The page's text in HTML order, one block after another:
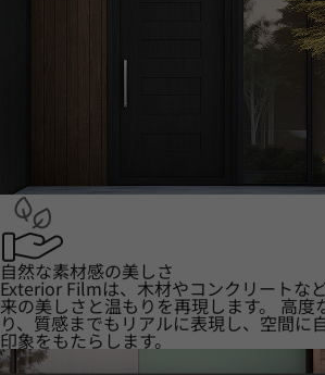
自然な素材感の美しさ
Exterior Filmは、木材やコンクリートな
来の美しさと温もりを再現します。 高度
り、質感までもリアルに表現し、空間に
印象をもたらします。